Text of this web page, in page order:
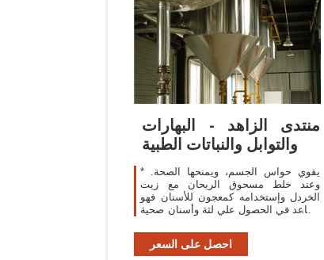
منتدى الزاهد - البهارات
والتوابل والنباتات الطبية
* يقوي حواس الجسم، ويمنحها الصحة.
وعند خلط مسحوق الريحان مع زيت
الخردل وإستخدامه كمعجون للأسنان فهو
يساعد في الحصول علي لثة وأسنان صحية
لتنظيف
احصل على السعر